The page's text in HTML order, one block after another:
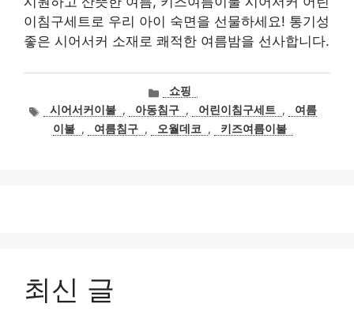
이침구세트로 우리 아이 숙면을 선물하세요! 통기성
좋은 시어서커 소재로 쾌적한 여름밤을 선사합니다.
카
테
고
리
쇼핑
태시어서커이불 , 아동침구 , 어린이침구세트 ,
여름
이불 , 여름침구 , 오월데코 , 키즈여름이불
최신 글